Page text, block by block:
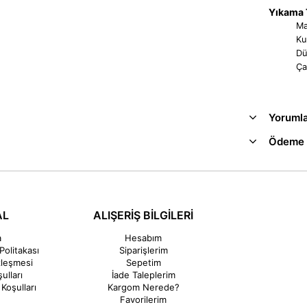
Yıkama
ALIŞERİŞ BİLGİLERİ
Hesabım
Siparişlerim
Sepetim
İade Taleplerim
Kargom Nerede?
Favorilerim